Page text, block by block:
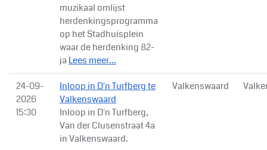
muzikaal omlijst
herdenkingsprogramma
op het Stadhuisplein
waar de herdenking 82-
ja Lees meer...
24-09-
2026
15:30
Inloop in D'n Turfberg te
Valkenswaard
Inloop in D'n Turfberg,
Van der Clusenstraat 4a
in Valkenswaard.
Valkenswaard